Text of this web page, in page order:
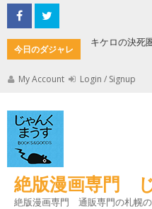
Skip
to
content
今日のダジャレ
キケロの決死
My Account Login / Signup
絶版漫画専門
絶版漫画専門 通販専門の札幌